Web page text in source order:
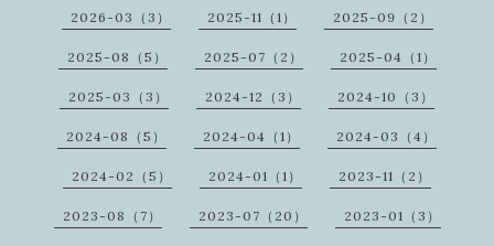
2026-03（3） 2025-11（1） 2025-09（2）
2025-08（5） 2025-07（2） 2025-04（1）
2025-03（3） 2024-12（3） 2024-10（3）
2024-08（5） 2024-04（1） 2024-03（4）
2024-02（5） 2024-01（1） 2023-11（2）
2023-08（7） 2023-07（20） 2023-01（3）